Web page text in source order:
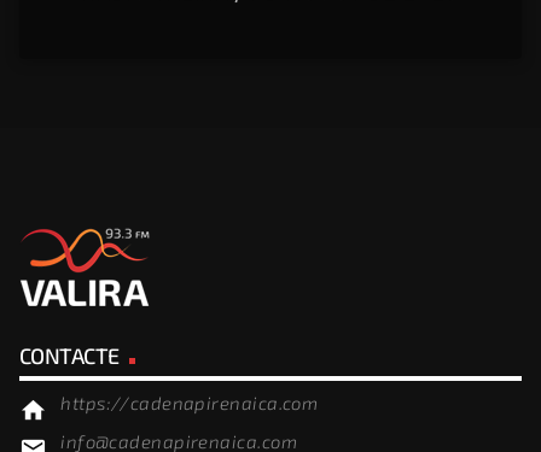
CONTACTE
home https://cadenapirenaica.com
info@cadenapirenaica.com